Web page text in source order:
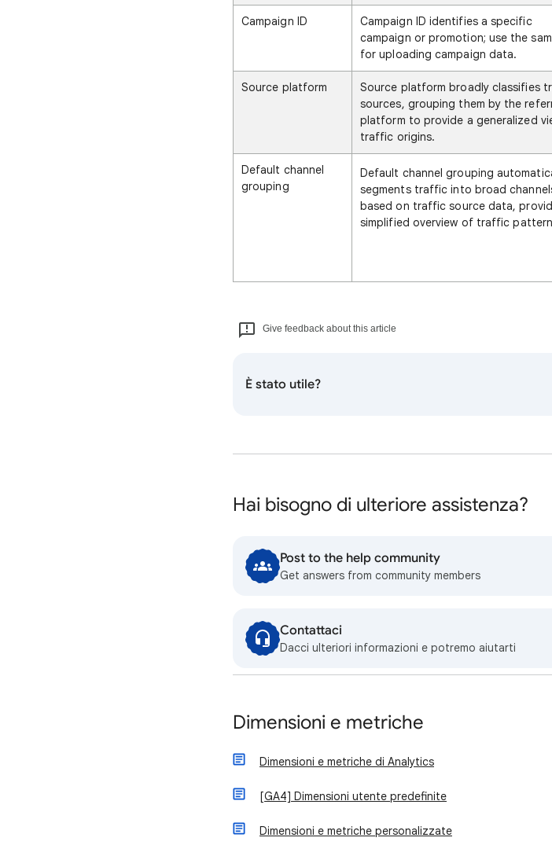
Campaign ID
Campaign ID identifies a specific
campaign or promotion; use the
for uploading campaign data.
Source platform
Source platform broadly classifies
sources, grouping them by the
platform to provide a generalized
traffic origins.
Default channel
grouping
Default channel grouping
segments traffic into broad
based on traffic source data,
simplified overview of traffic
Give feedback about this article
È stato utile?
Hai bisogno di ulteriore assistenza?
Post to the help community
Get answers from community members
Contattaci
Dacci ulteriori informazioni e potremo aiutarti
Dimensioni e metriche
Dimensioni e metriche di Analytics
[GA4] Dimensioni utente predefinite
Dimensioni e metriche personalizzate